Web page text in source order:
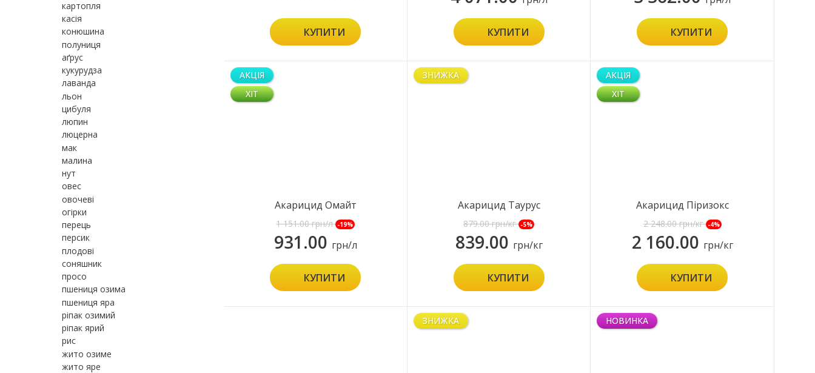
картопля
касія
конюшина
полуниця
аґрус
кукурудза
лаванда
льон
цибуля
люпин
люцерна
мак
малина
нут
овес
овочеві
огірки
перець
персик
плодові
соняшник
просо
пшениця озима
пшениця яра
ріпак озимий
ріпак ярий
рис
жито озиме
жито яре
КУПИТИ КУПИТИ КУПИТИ
АКЦІЯ
ХІТ
Акарицид Омайт
1 151.00грн/л -19%
931.00 грн/л
КУПИТИ
ЗНИЖКА
Акарицид Таурус
879.00грн/кг -5%
839.00 грн/кг
КУПИТИ
АКЦІЯ
ХІТ
Акарицид Піризокс
2 248.00грн/кг -4%
2 160.00 грн/кг
КУПИТИ
ЗНИЖКА НОВИНКА